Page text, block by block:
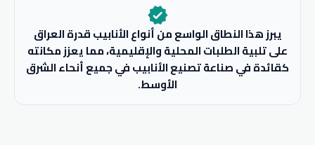
verified
يبرز هذا النطاق الواسع من أنواع الأنابيب قدرة العراق
على تلبية الطلبات المحلية والإقليمية، مما يعزز مكانته
كقائدة في صناعة تصنيع الأنابيب في جميع أنحاء الشرق
الأوسط.